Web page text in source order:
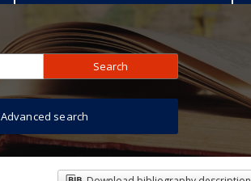
Search
Advanced search